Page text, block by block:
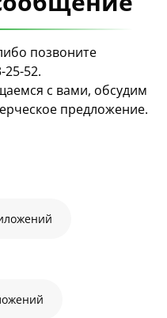
позвоните
25-52.
с вами, обсудим
предложение.